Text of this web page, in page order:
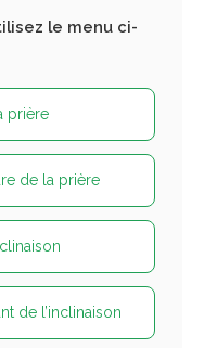
le menu ci-
prière
de la prière
de l’inclinaison